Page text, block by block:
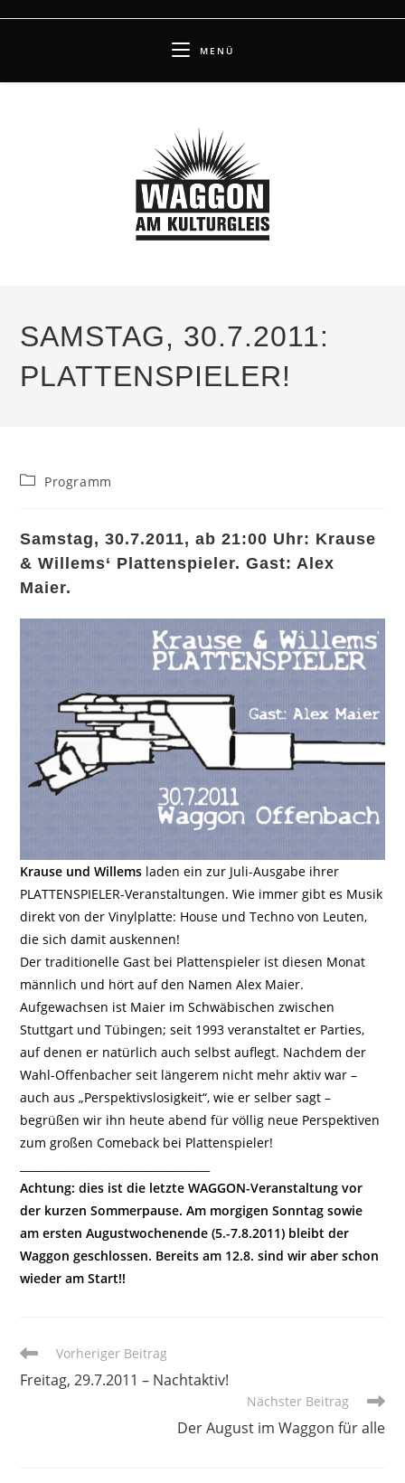
MENÜ
SAMSTAG, 30.7.2011:
PLATTENSPIELER!
Beitrags-
Programm
Samstag, 30.7.2011, ab 21:00 Uhr: Krause
& Willems‘ Plattenspieler. Gast: Alex
Maier.
Krause und Willems laden ein zur Juli-Ausgabe ihrer
PLATTENSPIELER-Veranstaltungen. Wie immer gibt es Musik
direkt von der Vinylplatte: House und Techno von Leuten,
die sich damit auskennen!
Der traditionelle Gast bei Plattenspieler ist diesen Monat
männlich und hört auf den Namen Alex Maier.
Aufgewachsen ist Maier im Schwäbischen zwischen
Stuttgart und Tübingen; seit 1993 veranstaltet er Parties,
auf denen er natürlich auch selbst auflegt. Nachdem der
Wahl-Offenbacher seit längerem nicht mehr aktiv war –
auch aus „Perspektivslosigkeit“, wie er selber sagt –
begrüßen wir ihn heute abend für völlig neue Perspektiven
zum großen Comeback bei Plattenspieler!
Achtung: dies ist die letzte WAGGON-Veranstaltung vor
der kurzen Sommerpause. Am morgigen Sonntag sowie
am ersten Augustwochenende (5.-7.8.2011) bleibt der
Waggon geschlossen. Bereits am 12.8. sind wir aber schon
wieder am Start!!
Weitere
ansehen
Vorheriger Beitrag
Freitag, 29.7.2011 – Nachtaktiv!
Nächster Beitrag
Der August im Waggon für alle